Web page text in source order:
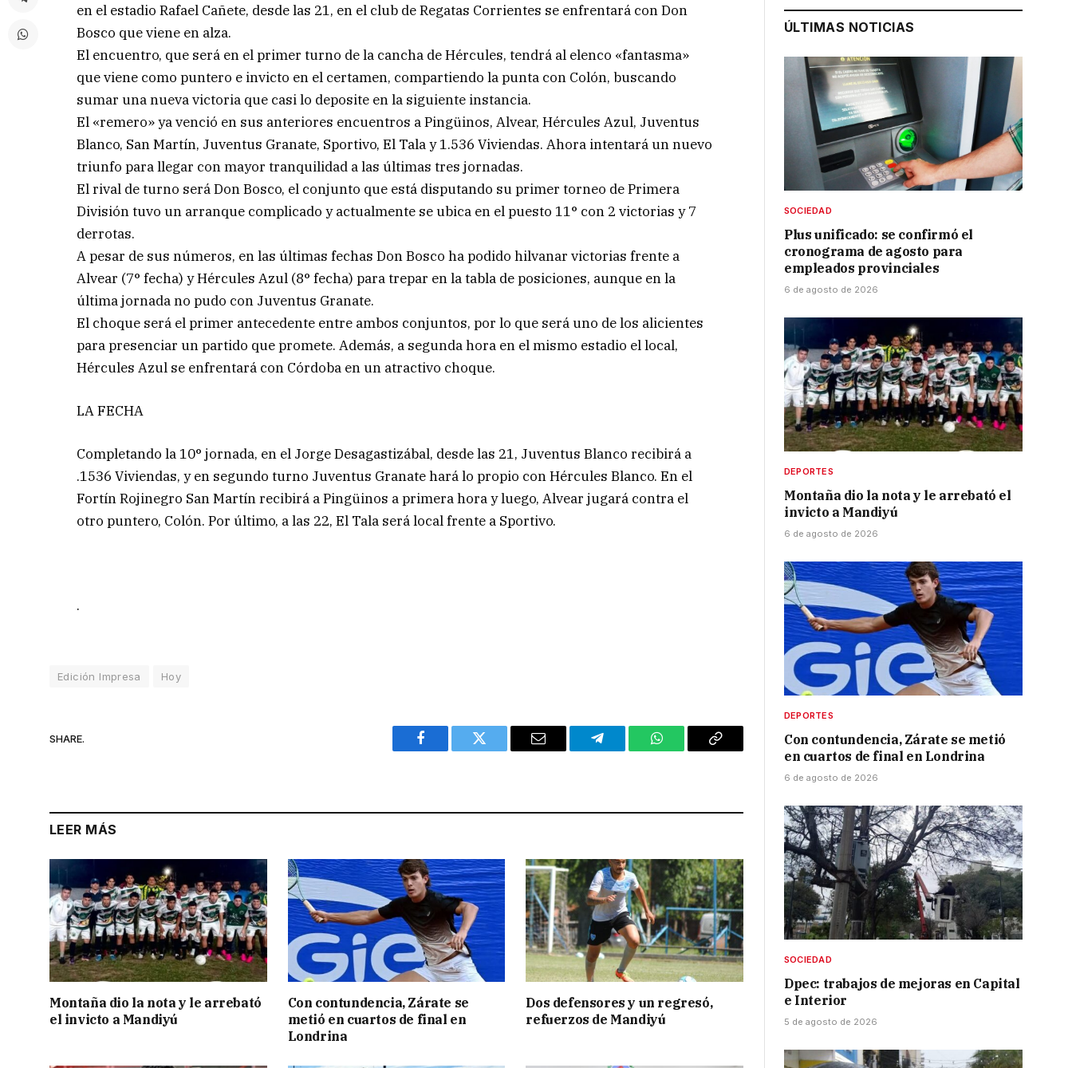
en el estadio Rafael Cañete, desde las 21, en el club de Regatas Corrientes se enfrentará con Don
Bosco que viene en alza.
El encuentro, que será en el primer turno de la cancha de Hércules, tendrá al elenco «fantasma»
que viene como puntero e invicto en el certamen, compartiendo la punta con Colón, buscando
sumar una nueva victoria que casi lo deposite en la siguiente instancia.
El «remero» ya venció en sus anteriores encuentros a Pingüinos, Alvear, Hércules Azul, Juventus
Blanco, San Martín, Juventus Granate, Sportivo, El Tala y 1.536 Viviendas. Ahora intentará un nuevo
triunfo para llegar con mayor tranquilidad a las últimas tres jornadas.
El rival de turno será Don Bosco, el conjunto que está disputando su primer torneo de Primera
División tuvo un arranque complicado y actualmente se ubica en el puesto 11° con 2 victorias y 7
derrotas.
A pesar de sus números, en las últimas fechas Don Bosco ha podido hilvanar victorias frente a
Alvear (7° fecha) y Hércules Azul (8° fecha) para trepar en la tabla de posiciones, aunque en la
última jornada no pudo con Juventus Granate.
El choque será el primer antecedente entre ambos conjuntos, por lo que será uno de los alicientes
para presenciar un partido que promete. Además, a segunda hora en el mismo estadio el local,
Hércules Azul se enfrentará con Córdoba en un atractivo choque.
LA FECHA
Completando la 10° jornada, en el Jorge Desagastizábal, desde las 21, Juventus Blanco recibirá a
.1536 Viviendas, y en segundo turno Juventus Granate hará lo propio con Hércules Blanco. En el
Fortín Rojinegro San Martín recibirá a Pingüinos a primera hora y luego, Alvear jugará contra el
otro puntero, Colón. Por último, a las 22, El Tala será local frente a Sportivo.
.
Edición Impresa Hoy
SHARE.
Facebook Twitter Email Telegram WhatsAppCopy
LEER MÁS
Montaña dio la nota y le arrebató
el invicto a Mandiyú
Con contundencia, Zárate se
metió en cuartos de final en
Londrina
Dos defensores y un regresó,
refuerzos de Mandiyú
ÚLTIMAS NOTICIAS
SOCIEDAD
Plus unificado: se confirmó el
cronograma de agosto para
empleados provinciales
6 de agosto de 2026
DEPORTES
Montaña dio la nota y le arrebató el
invicto a Mandiyú
6 de agosto de 2026
DEPORTES
Con contundencia, Zárate se metió
en cuartos de final en Londrina
6 de agosto de 2026
SOCIEDAD
Dpec: trabajos de mejoras en Capital
e Interior
5 de agosto de 2026